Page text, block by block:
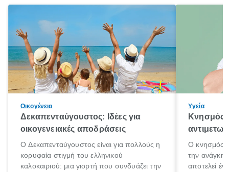
Οικογένεια
Δεκαπενταύγουστος: Ιδέες για
οικογενειακές αποδράσεις
Ο Δεκαπενταύγουστος είναι για πολλούς η
κορυφαία στιγμή του ελληνικού
καλοκαιριού: μια γιορτή που συνδυάζει την
Υγεία
Κνησμός:
Ο κνησμός
την ανάγκη
αποτελεί